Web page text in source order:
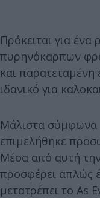
Πρόκειται για ένα
πυρηνόκαρπων
και παρατεταμένη
ιδανικό για
Μάλιστα σύμφωνα
επιμελήθηκε
Μέσα από αυτή
προσφέρει απλώς
μετατρέπει το As